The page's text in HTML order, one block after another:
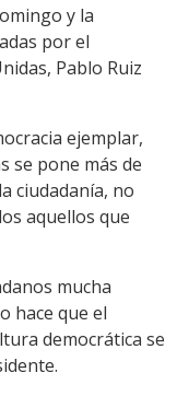
y la
por el
Pablo Ruiz
ejemplar,
se pone más de
ciudadanía, no
aquellos que
mucha
hace que el
democrática se